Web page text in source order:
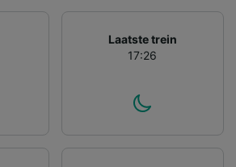
Laatste trein
17:26
op een apparaat
content, advertentie- en
doelgroepenonderzoek en